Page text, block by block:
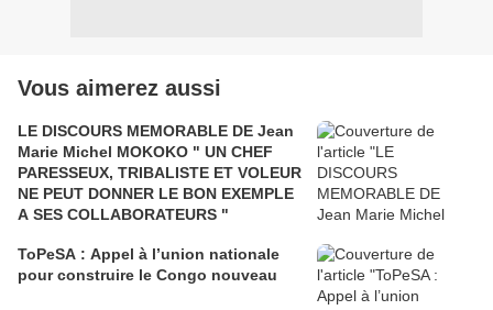
Vous aimerez aussi
LE DISCOURS MEMORABLE DE Jean
Marie Michel MOKOKO " UN CHEF
PARESSEUX, TRIBALISTE ET VOLEUR
NE PEUT DONNER LE BON EXEMPLE
A SES COLLABORATEURS "
ToPeSA : Appel à l’union nationale
pour construire le Congo nouveau